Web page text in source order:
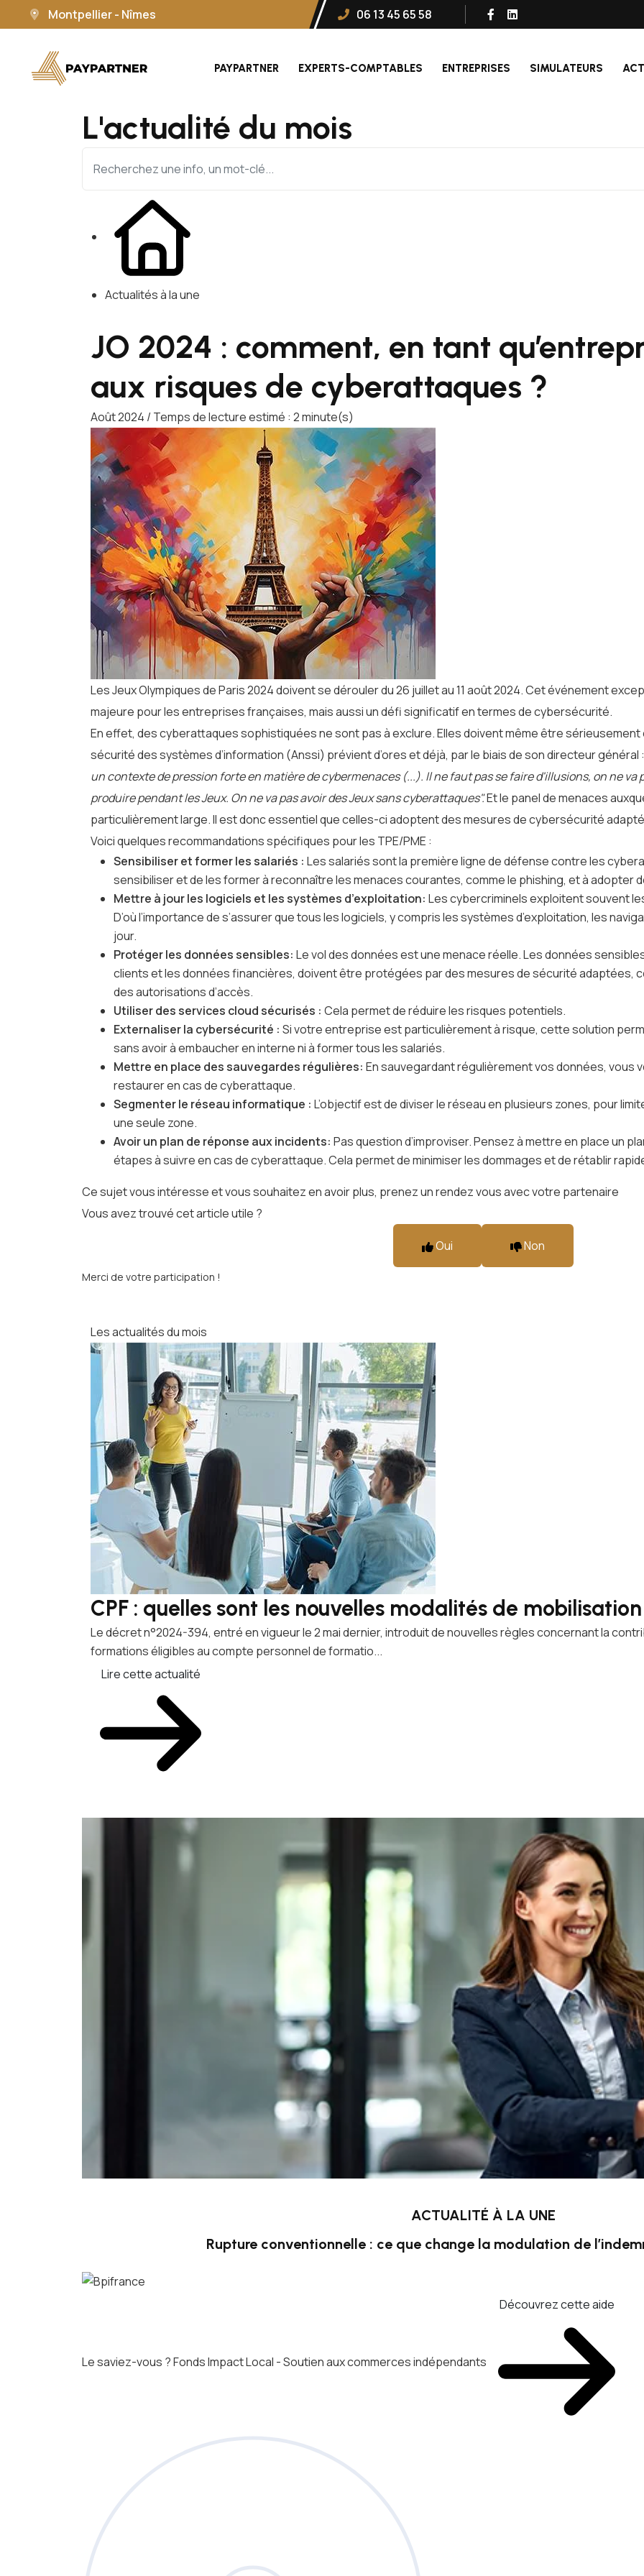
Montpellier - Nîmes 06 13 45 65 58
PAYPARTNER EXPERTS-COMPTABLES ENTREPRISES SIMULATEURS
L'actualité du mois
Actualités à la une
JO 2024 : comment, en tant
aux risques de cyberattaques ?
Août 2024 / Temps de lecture estimé : 2 minute(s)
Les Jeux Olympiques de Paris 2024 doivent se dérouler du 26 juillet au 11 août 2024. Cet événement
majeure pour les entreprises françaises, mais aussi un défi significatif en termes de cybersécurité.
En effet, des cyberattaques sophistiquées ne sont pas à exclure. Elles doivent même être sérieusement
sécurité des systèmes d’information (Anssi) prévient d’ores et déjà, par le biais de son directeur général :
un contexte de pression forte en matière de cybermenaces (...). Il ne faut pas se faire d'illusions, on ne
produire pendant les Jeux. On ne va pas avoir des Jeux sans cyberattaques".Et le panel de menaces
particulièrement large. Il est donc essentiel que celles-ci adoptent des mesures de cybersécurité
Voici quelques recommandations spécifiques pour les TPE/PME :
Sensibiliser et former les salariés : Les salariés sont la première ligne de défense contre les
sensibiliser et de les former à reconnaître les menaces courantes, comme le phishing, et à adopter
Mettre à jour les logiciels et les systèmes d’exploitation: Les cybercriminels exploitent souvent
D’où l’importance de s’assurer que tous les logiciels, y compris les systèmes d’exploitation, les
jour.
Protéger les données sensibles: Le vol des données est une menace réelle. Les données
clients et les données financières, doivent être protégées par des mesures de sécurité adaptées,
des autorisations d’accès.
Utiliser des services cloud sécurisés : Cela permet de réduire les risques potentiels.
Externaliser la cybersécurité : Si votre entreprise est particulièrement à risque, cette solution
sans avoir à embaucher en interne ni à former tous les salariés.
Mettre en place des sauvegardes régulières: En sauvegardant régulièrement vos données, vous
restaurer en cas de cyberattaque.
Segmenter le réseau informatique : L’objectif est de diviser le réseau en plusieurs zones, pour
une seule zone.
Avoir un plan de réponse aux incidents: Pas question d’improviser. Pensez à mettre en place un
étapes à suivre en cas de cyberattaque. Cela permet de minimiser les dommages et de rétablir
Ce sujet vous intéresse et vous souhaitez en avoir plus, prenez un rendez vous avec votre partenaire
Vous avez trouvé cet article utile ?
Oui Non
Merci de votre participation !
Les actualités du mois
CPF : quelles sont les nouvelles modalités de
Le décret n°2024-394, entré en vigueur le 2 mai dernier, introduit de nouvelles règles concernant la
formations éligibles au compte personnel de formatio...
Lire cette actualité
ACTUALITÉ À LA UNE
Rupture conventionnelle : ce que change la modulation de
Le saviez-vous ?Fonds Impact Local - Soutien aux commerces indépendants
Découvrez cette aide